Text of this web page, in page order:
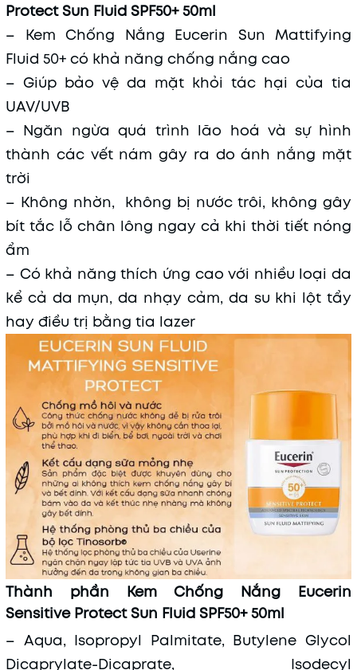
Protect Sun Fluid SPF50+ 50ml
– Kem Chống Nắng Eucerin Sun Mattifying
Fluid 50+ có khả năng chống nắng cao
– Giúp bảo vệ da mặt khỏi tác hại của tia
UAV/UVB
– Ngăn ngừa quá trình lão hoá và sự hình
thành các vết nám gây ra do ánh nắng mặt
trời
– Không nhờn, không bị nước trôi, không gây
bít tắc lỗ chân lông ngay cả khi thời tiết nóng
ẩm
– Có khả năng thích ứng cao với nhiều loại da
kể cả da mụn, da nhạy cảm, da su khi lột tẩy
hay điều trị bằng tia lazer
Thành phần Kem Chống Nắng Eucerin
Sensitive Protect Sun Fluid SPF50+ 50ml
– Aqua, Isopropyl Palmitate, Butylene Glycol
Dicaprylate-Dicaprate, Isodecyl